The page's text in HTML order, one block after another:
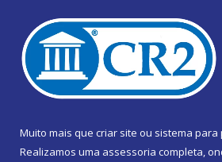
Muito mais que criar site ou sistema
Realizamos uma assessoria completa,